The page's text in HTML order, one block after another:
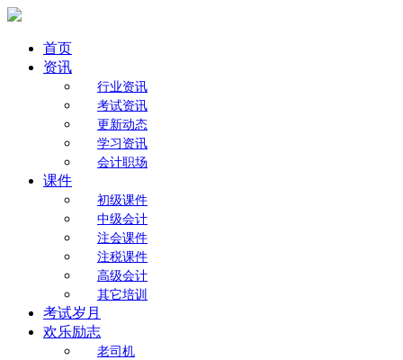
首页
资讯
行业资讯
考试资讯
更新动态
学习资讯
会计职场
课件
初级课件
中级会计
注会课件
注税课件
高级会计
其它培训
考试岁月
欢乐励志
老司机